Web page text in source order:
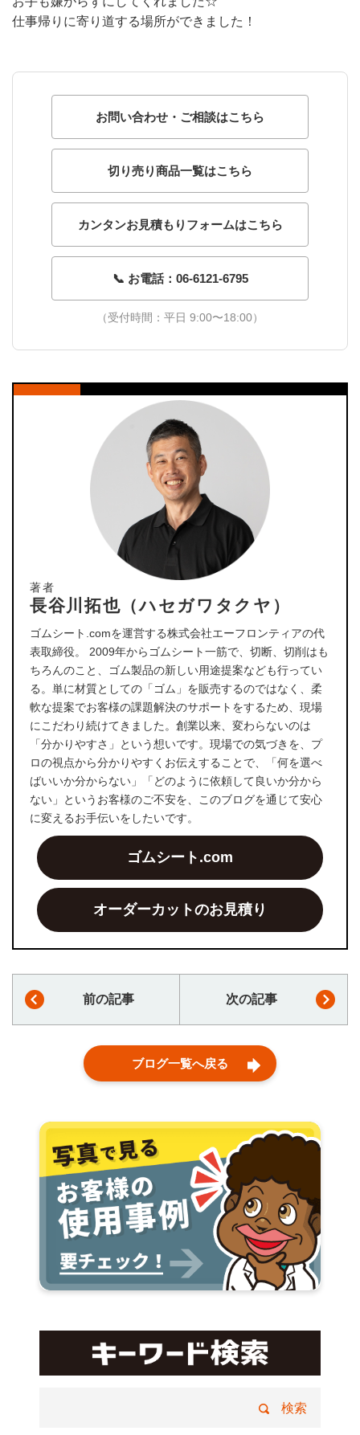
仕事帰りに寄り道する場所ができました！
お問い合わせ・ご相談はこちら
切り売り商品一覧はこちら
カンタンお見積もりフォームはこちら
📞 お電話：06-6121-6795
（受付時間：平日 9:00〜18:00）
著者
長谷川拓也（ハセガワタクヤ）
ゴムシート.comを運営する株式会社エーフロンティアの代
表取締役。 2009年からゴムシート一筋で、切断、切削はも
ちろんのこと、ゴム製品の新しい用途提案なども行ってい
る。単に材質としての「ゴム」を販売するのではなく、柔
軟な提案でお客様の課題解決のサポートをするため、現場
にこだわり続けてきました。創業以来、変わらないのは
「分かりやすさ」という想いです。現場での気づきを、プ
ロの視点から分かりやすくお伝えすることで、「何を選べ
ばいいか分からない」「どのように依頼して良いか分から
ない」というお客様のご不安を、このブログを通じて安心
に変えるお手伝いをしたいです。
ゴムシート.com
オーダーカットのお見積り
前の記事 次の記事
ブログ一覧へ戻る